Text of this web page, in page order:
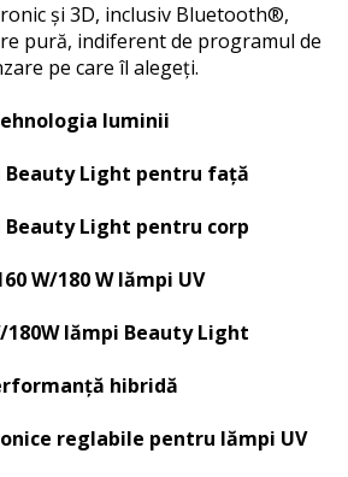
și 3D, inclusiv Bluetooth®,
pură, indiferent de programul de
pe care îl alegeți.
luminii
Beauty Light pentru față
Beauty Light pentru corp
W/180 W lămpi UV
180W lămpi Beauty Light
hibridă
reglabile pentru lămpi UV